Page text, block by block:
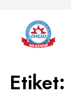
Etiket: